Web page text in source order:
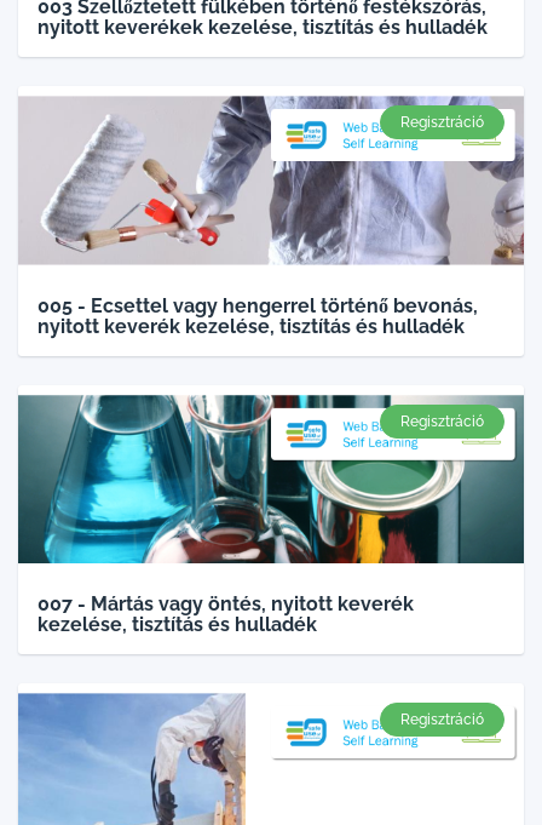
003 Szellőztetett fülkében történő festékszórás,
nyitott keverékek kezelése, tisztítás és hulladék
Regisztráció
005 - Ecsettel vagy hengerrel történő bevonás,
nyitott keverék kezelése, tisztítás és hulladék
Regisztráció
007 - Mártás vagy öntés, nyitott keverék
kezelése, tisztítás és hulladék
Regisztráció